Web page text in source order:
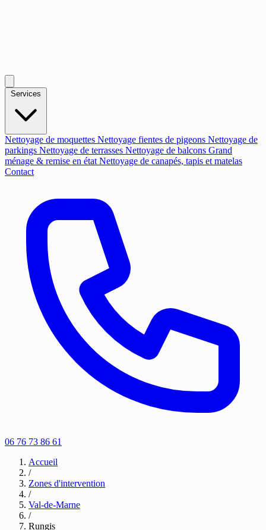
Nettoyage de moquettes Nettoyage fientes de pigeons Nettoyage de
parkings Nettoyage de terrasses Nettoyage de balcons Grand
ménage & remise en état Nettoyage de canapés, tapis et matelas
Contact
06 76 73 86 61
Accueil
/
Zones d'intervention
/
Val-de-Marne
/
Rungis